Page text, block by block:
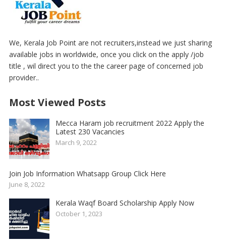
We, Kerala Job Point are not recruiters,instead we just sharing
available jobs in worldwide, once you click on the apply /job
title , wil direct you to the the career page of concerned job
provider..
Most Viewed Posts
Mecca Haram job recruitment 2022 Apply the
Latest 230 Vacancies
March 9, 2022
Join Job Information Whatsapp Group Click Here
June 8, 2022
Kerala Waqf Board Scholarship Apply Now
October 1, 2023